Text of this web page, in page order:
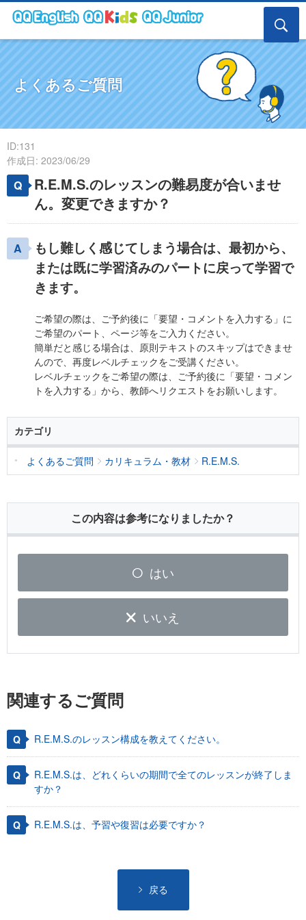
よくあるご質問
ID:131
作成日: 2023/06/29
R.E.M.S.のレッスンの難易度が合いませ
ん。変更できますか？
もし難しく感じてしまう場合は、最初から、
または既に学習済みのパートに戻って学習で
きます。
ご希望の際は、ご予約後に「要望・コメントを入力する」に
ご希望のパート、ページ等をご入力ください。
簡単だと感じる場合は、原則テキストのスキップはできませ
んので、再度レベルチェックをご受講ください。
レベルチェックをご希望の際は、ご予約後に「要望・コメン
トを入力する」から、教師へリクエストをお願いします。
カテゴリ
よくあるご質問 カリキュラム・教材 R.E.M.S.
この内容は参考になりましたか？
はい
いいえ
関連するご質問
R.E.M.S.のレッスン構成を教えてください。
R.E.M.S.は、どれくらいの期間で全てのレッスンが終了しま
すか？
R.E.M.S.は、予習や復習は必要ですか？
戻る